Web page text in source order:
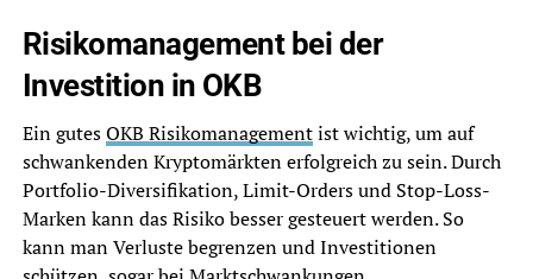
Risikomanagement bei der
Investition in OKB
Ein gutesOKB Risikomanagementist wichtig, um auf
schwankenden Kryptomärkten erfolgreich zu sein. Durch
Portfolio-Diversifikation, Limit-Orders und Stop-Loss-
Marken kann das Risiko besser gesteuert werden. So
kann man Verluste begrenzen und Investitionen